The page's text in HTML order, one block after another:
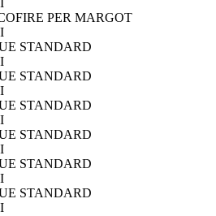
PER MARGOT
STANDARD
STANDARD
STANDARD
STANDARD
STANDARD
STANDARD